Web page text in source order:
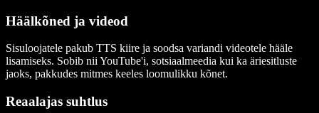
Häälkõned ja videod
Sisuloojatele pakub TTS kiire ja soodsa variandi videotele hääle
lisamiseks. Sobib nii YouTube'i, sotsiaalmeedia kui ka äriesitluste
jaoks, pakkudes mitmes keeles loomulikku kõnet.
Reaalajas suhtlus